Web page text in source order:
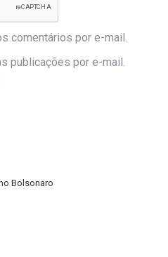
comentários por e-mail.
publicações por e-mail.
Bolsonaro